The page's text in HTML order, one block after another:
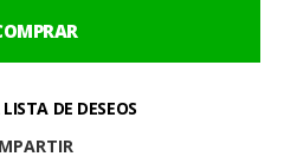
DE DESEOS